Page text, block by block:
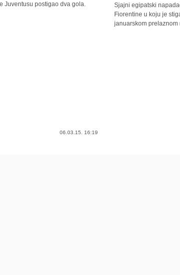
Juventusu postigao dva gola.
06.03.15. 16:19
Sjajni egipatski
Fiorentine u koju je
januarskom prelaznom